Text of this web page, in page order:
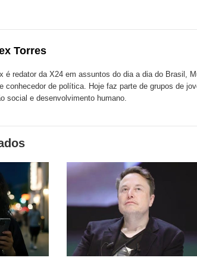
Torres
é redator da X24 em assuntos do dia a dia do Brasil,
conhecedor de política. Hoje faz parte de grupos de
social e desenvolvimento humano.